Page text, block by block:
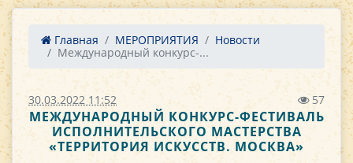
Главная МЕРОПРИЯТИЯ
Новости
Международный конкурс-...
30.03.2022 11:52 57
МЕЖДУНАРОДНЫЙ КОНКУРС-ФЕСТИВАЛЬ
ИСПОЛНИТЕЛЬСКОГО МАСТЕРСТВА
«ТЕРРИТОРИЯ ИСКУССТВ. МОСКВА»